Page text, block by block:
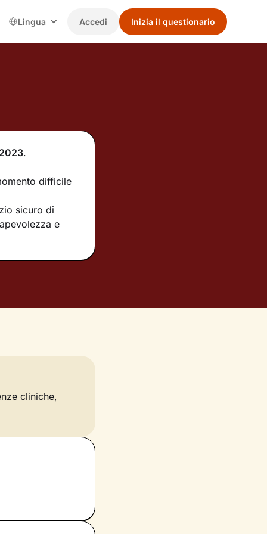
Lingua Accedi Inizia il questionario
2023.
difficile
sicuro di
e
cliniche,